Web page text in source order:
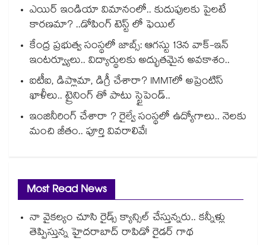
ఎయిర్ ఇండియా విమానంలో.. కుదుపులకు పైలటే
కారణమా? ..డోపింగ్ టెస్ట్ లో ఫెయిల్
కేంద్ర ప్రభుత్వ సంస్థలో జాబ్స్: ఆగస్టు 13న వాక్-ఇన్
ఇంటర్వ్యూలు.. విద్యార్థులకు అద్భుతమైన అవకాశం..
ఐటీఐ, డిప్లొమా, డిగ్రీ చేశారా? IMMTలో అప్రెంటిస్
ఖాళీలు.. ట్రైనింగ్ తో పాటు స్టైపెండ్..
ఇంజినీరింగ్ చేశారా ? రైల్వే సంస్థలో ఉద్యోగాలు.. నెలకు
మంచి జీతం.. పూర్తి వివరాలివే!
Most Read News
నా వైకల్యం చూసి రైడ్స్ క్యాన్సిల్ చేస్తున్నరు.. కన్నీళ్లు
తెప్పిస్తున్న హైదరాబాద్ రాపిడో రైడర్ గాథ